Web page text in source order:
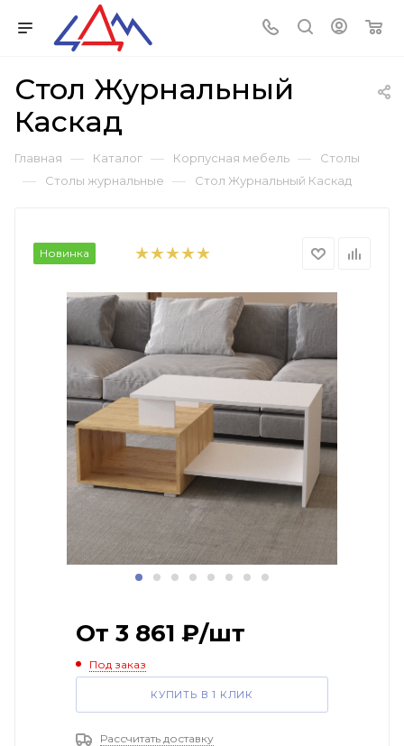
Стол Журнальный
Каскад
Главная — Каталог — Корпусная мебель — Столы
— Столы журнальные — Стол Журнальный Каскад
Новинка
От 3 861 ₽/шт
Под заказ
КУПИТЬ В 1 КЛИК
Рассчитать доставку